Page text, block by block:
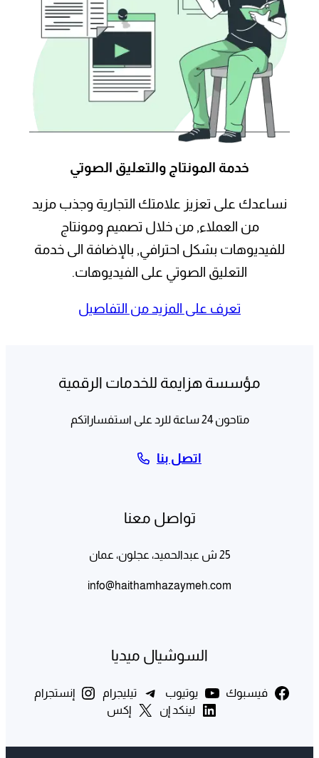
خدمة المونتاج والتعليق الصوتي
نساعدك على تعزيز علامتك التجارية وجذب مزيد
من العملاء, من خلال تصميم ومونتاج
للفيديوهات بشكل احترافي, بالإضافة الى خدمة
التعليق الصوتي على الفيديوهات.
تعرف على المزيد من التفاصيل
مؤسسة هزايمة للخدمات الرقمية
متاحون 24 ساعة للرد على استفساراتكم
اتصل بنا
تواصل معنا
25 ش عبدالحميد، عجلون، عمان
info@haithamhazaymeh.com
السوشيال ميديا
فيسبوك يوتيوب تيليجرام
إنستجرام
لينكد إن
إكس